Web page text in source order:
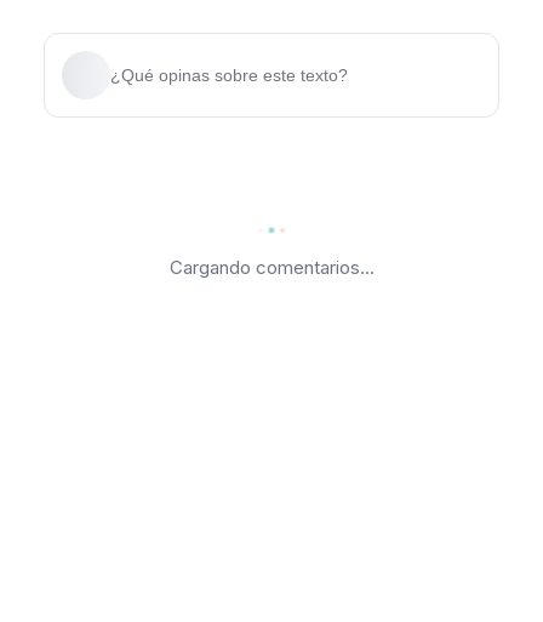
¿Qué opinas sobre este texto?
Cargando comentarios...